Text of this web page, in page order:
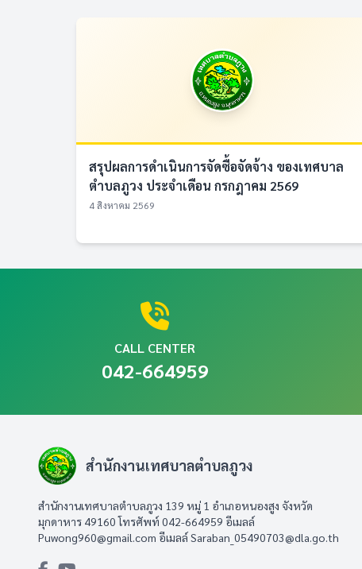
สรุปผลการดำเนินการจัดซื้อจัดจ้าง ของเทศบาล
ตำบลภูวง ประจำเดือน กรกฎาคม 2569
4 สิงหาคม 2569
CALL CENTER
042-664959
สำนักงานเทศบาลตำบลภูวง
สำนักงานเทศบาลตำบลภูวง 139 หมู่ 1 อำเภอหนองสูง จังหวัด
มุกดาหาร 49160 โทรศัพท์ 042-664959 อีเมลล์
Puwong960@gmail.com อีเมลล์Saraban_05490703@dla.go.th